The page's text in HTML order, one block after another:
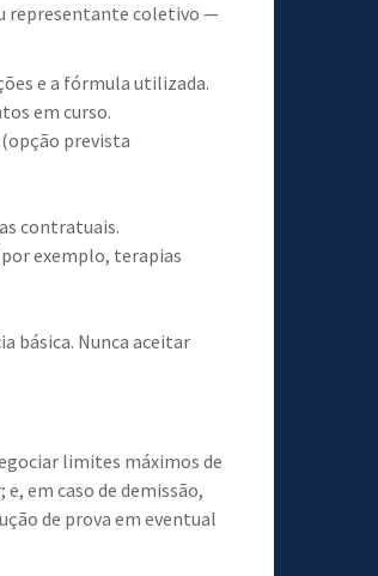
representante coletivo —
e a fórmula utilizada.
em curso.
prevista
contratuais.
exemplo, terapias
básica. Nunca aceitar
limites máximos de
em caso de demissão,
de prova em eventual